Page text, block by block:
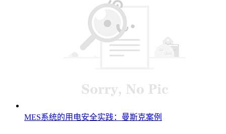
MES系统的用电安全实践：曼斯克案例